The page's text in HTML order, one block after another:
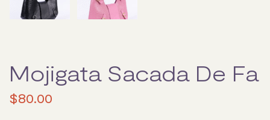
Mojigata Sacada De Fa
$80.00